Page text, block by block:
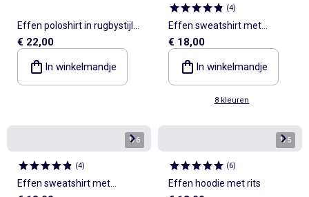
Effen poloshirt in rugbystijl
met lange mouwen
€ 22,00
In winkelmandje
(4)
Effen sweatshirt met
capuchon
€ 18,00
In winkelmandje
8 kleuren
1/6
(4)
Effen sweatshirt met
1/5
(6)
Effen hoodie met rits